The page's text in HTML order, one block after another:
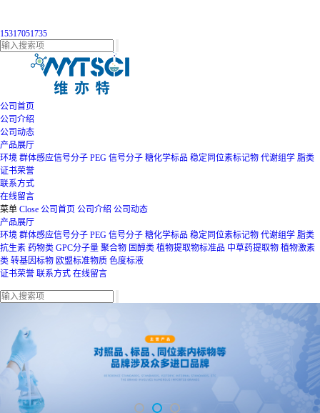
15317051735
公司首页
公司介绍
公司动态
产品展厅
环境 群体感应信号分子 PEG 信号分子 糖化学标品 稳定同位素标记物 代谢组学 脂类
证书荣誉
联系方式
在线留言
菜单 Close 公司首页 公司介绍 公司动态
产品展厅
环境 群体感应信号分子 PEG 信号分子 糖化学标品 稳定同位素标记物 代谢组学 脂类
抗生素 药物类 GPC分子量 聚合物 固醇类 植物提取物标准品 中草药提取物 植物激素
类 转基因标物 欧盟标准物质 色度标液
证书荣誉 联系方式 在线留言